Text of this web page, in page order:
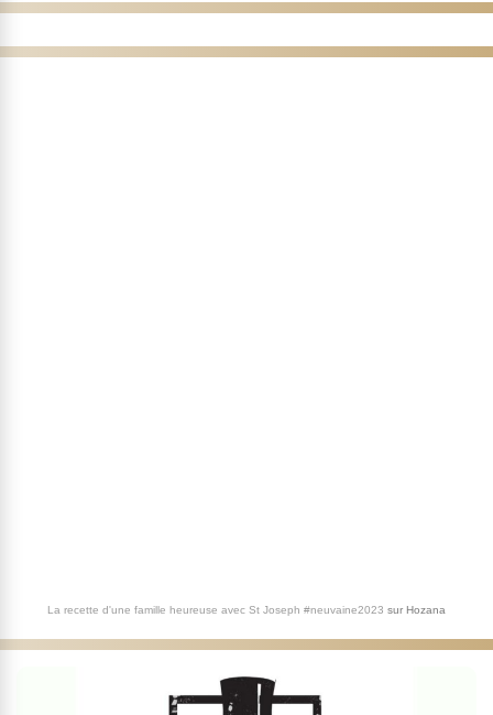
La recette d'une famille heureuse avec St Joseph #neuvaine2023 sur Hozana